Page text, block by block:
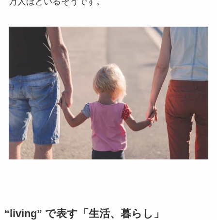
“living” で表す「生活、暮らし」